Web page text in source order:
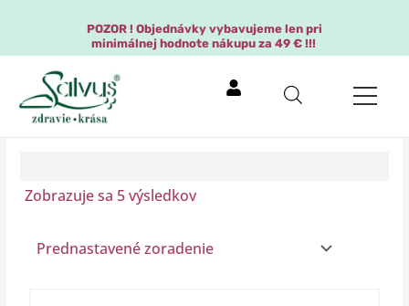
POZOR ! Objednávky vybavujeme len pri
minimálnej hodnote nákupu za 49 € !!!
Zobrazuje sa 5 výsledkov